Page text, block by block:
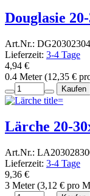
Douglasie
Art.Nr.:
Lieferzeit: 3-4 Tage
4,94 €
0.4 Meter (12,35 €
Kaufen
Lärche 20-
Art.Nr.:
Lieferzeit: 3-4 Tage
9,36 €
3 Meter (3,12 € pro